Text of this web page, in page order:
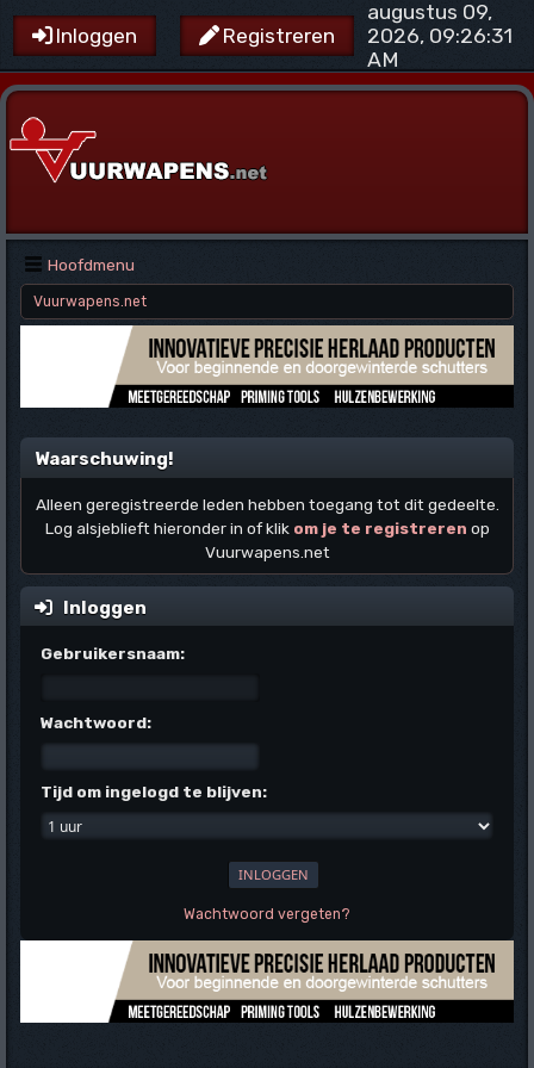
Inloggen Registreren
augustus 09,
2026, 09:26:31
AM
Hoofdmenu
Vuurwapens.net
Waarschuwing!
Alleen geregistreerde leden hebben toegang tot dit gedeelte.
Log alsjeblieft hieronder in of klik om je te registreren op
Vuurwapens.net
Inloggen
Gebruikersnaam:
Wachtwoord:
Tijd om ingelogd te blijven:
Wachtwoord vergeten?